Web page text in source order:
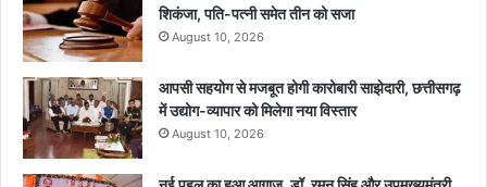
शिकंजा, पति-पत्नी समेत तीन को सजा
August 10, 2026
आपसी सहयोग से मजबूत होगी कारोबारी साझेदारी, छत्तीसगढ़
में उद्योग-व्यापार को मिलेगा नया विस्तार
August 10, 2026